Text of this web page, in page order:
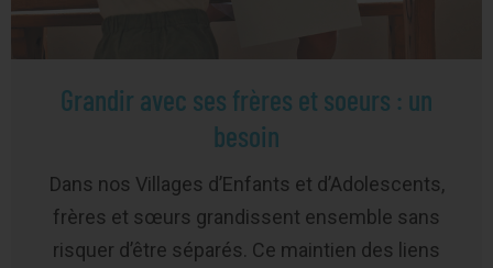
Grandir avec ses frères et soeurs : un
besoin
Dans nos Villages d’Enfants et d’Adolescents,
frères et sœurs grandissent ensemble sans
risquer d’être séparés. Ce maintien des liens